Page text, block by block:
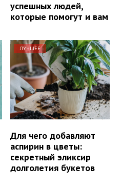
успешных людей,
которые помогут и вам
ЛУЧШЕЕ
Для чего добавляют
аспирин в цветы:
секретный эликсир
долголетия букетов